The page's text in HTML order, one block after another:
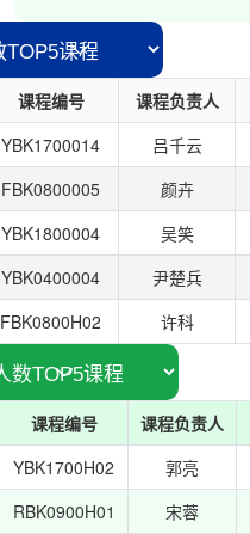
课程编号 课程负责人
YBK1700014 吕千云
FBK0800005 颜卉
YBK1800004 吴笑
YBK0400004 尹楚兵
FBK0800H02 许科
课程编号 课程负责人
YBK1700H02 郭亮
RBK0900H01 宋蓉